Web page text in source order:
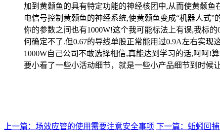
加到黄颡鱼的具有特定功能的神经核团中,从而使黄颡鱼
电信号控制黄颡鱼的神经系统,使黄颡鱼变成“机器人式”
你的参数之间也有1000W!这个我可能标法上有误,我标
何确定不了.但0.67的导线单股正常能用过0.9A左右实现
1000W自己公司不敢选择相信,真能达到学习的话,呵呵!
要小看了一些小活动细节，就是一些小产品细节到时候
上一篇：场效应管的使用需要注意安全事项 下一篇：蚯蚓回